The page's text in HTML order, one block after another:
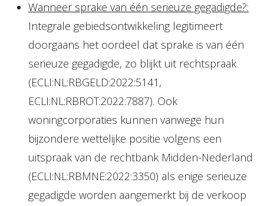
Wanneer sprake van één serieuze gegadigde?:
Integrale gebiedsontwikkeling legitimeert
doorgaans het oordeel dat sprake is van één
serieuze gegadigde, zo blijkt uit rechtspraak
(ECLI:NL:RBGELD:2022:5141,
ECLI:NL:RBROT:2022:7887). Ook
woningcorporaties kunnen vanwege hun
bijzondere wettelijke positie volgens een
uitspraak van de rechtbank Midden-Nederland
(ECLI:NL:RBMNE:2022:3350) als enige serieuze
gegadigde worden aangemerkt bij de verkoop